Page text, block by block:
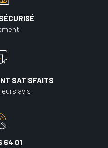
SATISFAITS
avis
64 01